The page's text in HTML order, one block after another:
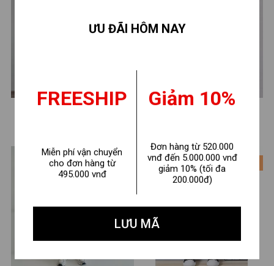
Đồ bộ kẻ bé trai hình số 7-
- 28%
Set bộ ba lỗ bé trai hình
- 28%
ƯU ĐÃI HÔM NAY
FREESHIP
Miễn phí vận chuyển
cho đơn hàng từ
495.000 vnđ
Giảm 10%
Đơn hàng từ 520.000
vnđ đến 5.000.000 vnđ
giảm 10% (tối đa
200.000đ)
LƯU MÃ